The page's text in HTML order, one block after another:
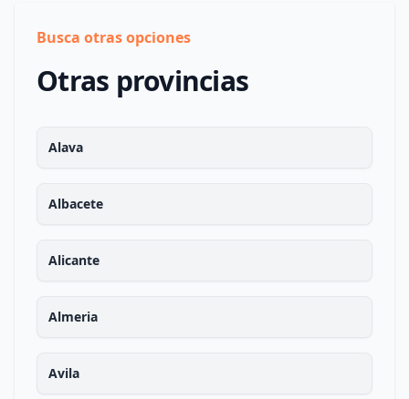
Busca otras opciones
Otras provincias
Alava
Albacete
Alicante
Almeria
Avila